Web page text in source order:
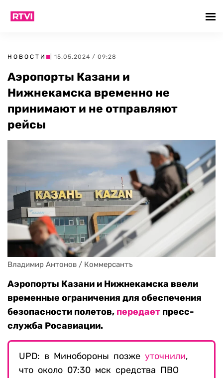
НОВОСТИ | 15.05.2024 / 09:28
Аэропорты Казани и
Нижнекамска временно не
принимают и не отправляют
рейсы
Владимир Антонов / Коммерсантъ
Аэропорты Казани и Нижнекамска ввели
временные ограничения для обеспечения
безопасности полетов, передает пресс-
служба Росавиации.
UPD: в Минобороны позже уточнили,
что около 07:30 мск средства ПВО